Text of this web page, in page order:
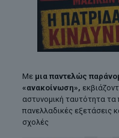
Με μια παντελώς
«ανακοίνωση»,
αστυνομική ταυτότητα
πανελλαδικές εξετάσεις
σχολές